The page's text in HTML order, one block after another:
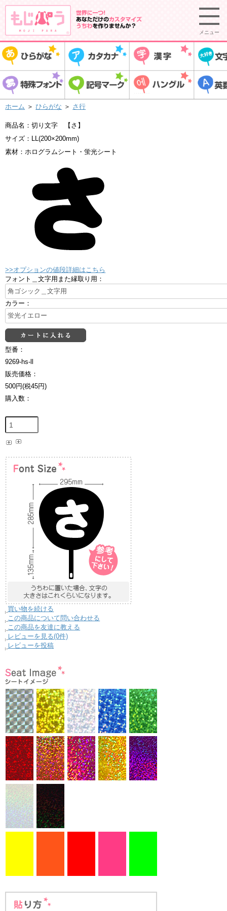
メニュー
ホーム ＞ ひらがな ＞ さ行
商品名：切り文字 【さ】
サイズ：LL(200×200mm)
素材：ホログラムシート・蛍光シート
>>オプションの値段詳細はこちら
フォント＿文字用また縁取り用：
カラー：
型番：
9269-hs-ll
販売価格：
500円(税45円)
購入数：
買い物を続ける
この商品について問い合わせる
この商品を友達に教える
レビューを見る(0件)
レビューを投稿